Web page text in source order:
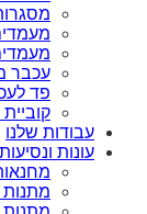
עכבר
פד
עבודות שלנו
עונות ונסיעות